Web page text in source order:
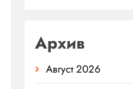
Архив
Август 2026